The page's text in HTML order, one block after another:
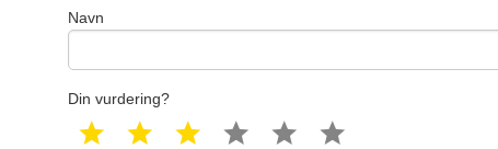
Navn
Din vurdering?
1 star 2 star 3 star 4 star 5 star